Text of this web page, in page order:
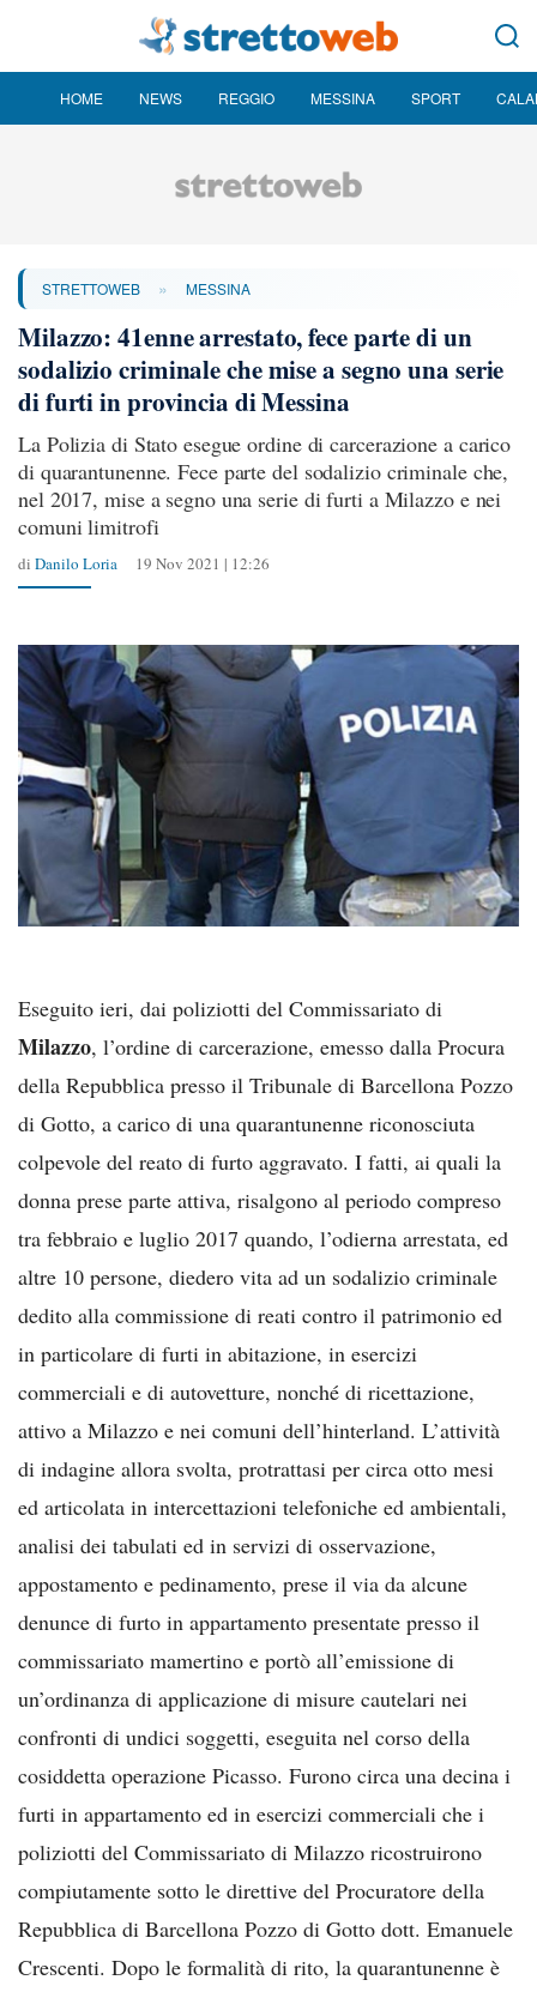
HOME NEWS REGGIO MESSINA SPORT
STRETTOWEB » MESSINA
Milazzo: 41enne arrestato, fece parte di un
sodalizio criminale che mise a segno una serie
di furti in provincia di Messina
La Polizia di Stato esegue ordine di carcerazione a carico
di quarantunenne. Fece parte del sodalizio criminale che,
nel 2017, mise a segno una serie di furti a Milazzo e nei
comuni limitrofi
di Danilo Loria 19 Nov 2021 | 12:26
Eseguito ieri, dai poliziotti del Commissariato di
Milazzo, l’ordine di carcerazione, emesso dalla Procura
della Repubblica presso il Tribunale di Barcellona Pozzo
di Gotto, a carico di una quarantunenne riconosciuta
colpevole del reato di furto aggravato. I fatti, ai quali la
donna prese parte attiva, risalgono al periodo compreso
tra febbraio e luglio 2017 quando, l’odierna arrestata, ed
altre 10 persone, diedero vita ad un sodalizio criminale
dedito alla commissione di reati contro il patrimonio ed
in particolare di furti in abitazione, in esercizi
commerciali e di autovetture, nonché di ricettazione,
attivo a Milazzo e nei comuni dell’hinterland. L’attività
di indagine allora svolta, protrattasi per circa otto mesi
ed articolata in intercettazioni telefoniche ed ambientali,
analisi dei tabulati ed in servizi di osservazione,
appostamento e pedinamento, prese il via da alcune
denunce di furto in appartamento presentate presso il
commissariato mamertino e portò all’emissione di
un’ordinanza di applicazione di misure cautelari nei
confronti di undici soggetti, eseguita nel corso della
cosiddetta operazione Picasso. Furono circa una decina i
furti in appartamento ed in esercizi commerciali che i
poliziotti del Commissariato di Milazzo ricostruirono
compiutamente sotto le direttive del Procuratore della
Repubblica di Barcellona Pozzo di Gotto dott. Emanuele
Crescenti. Dopo le formalità di rito, la quarantunenne è